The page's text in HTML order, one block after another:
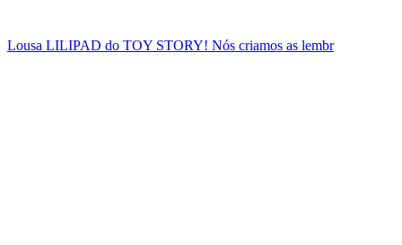
Lousa LILIPAD do TOY STORY! Nós criamos as lembr